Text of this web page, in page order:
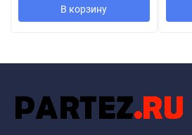
В корзину